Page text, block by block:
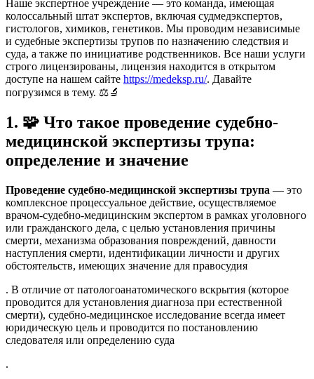
Наше экспертное учреждение — это команда, имеющая
колоссальный штат экспертов, включая судмедэкспертов,
гистологов, химиков, генетиков. Мы проводим независимые
и судебные экспертизы трупов по назначению следствия и
суда, а также по инициативе родственников. Все наши услуги
строго лицензированы, лицензия находится в открытом
доступе на нашем сайте https://medeksp.ru/. Давайте
погрузимся в тему. ⚖️🔬
1. 🧩 Что такое проведение судебно-
медицинской экспертизы трупа:
определение и значение
Проведение судебно-медицинской экспертизы трупа — это
комплексное процессуальное действие, осуществляемое
врачом-судебно-медицинским экспертом в рамках уголовного
или гражданского дела, с целью установления причины
смерти, механизма образования повреждений, давности
наступления смерти, идентификации личности и других
обстоятельств, имеющих значение для правосудия
. В отличие от патологоанатомического вскрытия (которое
проводится для установления диагноза при естественной
смерти), судебно-медицинское исследование всегда имеет
юридическую цель и проводится по постановлению
следователя или определению суда
.